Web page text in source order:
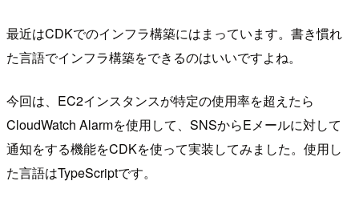
最近はCDKでのインフラ構築にはまっています。書き慣れ
た言語でインフラ構築をできるのはいいですよね。
今回は、EC2インスタンスが特定の使用率を超えたら
CloudWatch Alarmを使用して、SNSからEメールに対して
通知をする機能をCDKを使って実装してみました。使用し
た言語はTypeScriptです。